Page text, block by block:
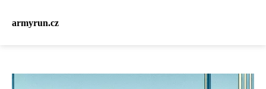
armyrun.cz